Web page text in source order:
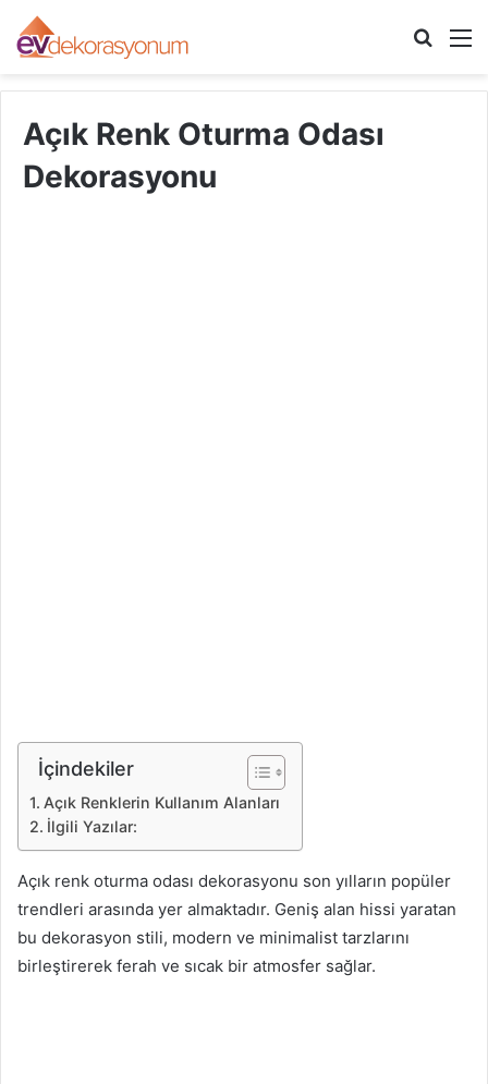
Arama
Açık Renk Oturma Odası
Dekorasyonu
İçindekiler
Açık Renklerin Kullanım Alanları
İlgili Yazılar:
Açık renk oturma odası dekorasyonu son yılların popüler
trendleri arasında yer almaktadır. Geniş alan hissi yaratan
bu dekorasyon stili, modern ve minimalist tarzlarını
birleştirerek ferah ve sıcak bir atmosfer sağlar.